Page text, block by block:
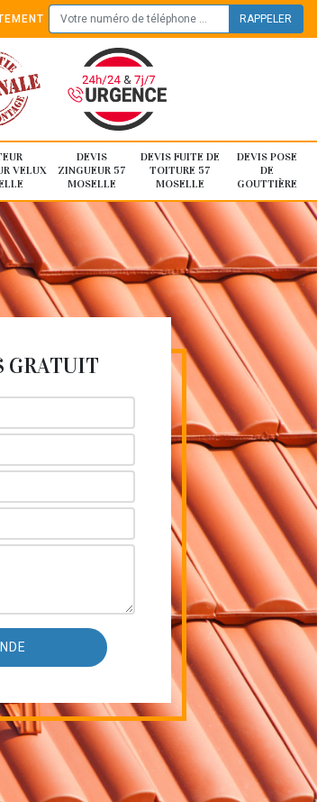
VELUX
DEVIS
ZINGUEUR 57
MOSELLE
DEVIS FUITE DE
TOITURE 57
MOSELLE
DEVIS POSE
DE
GOUTTIÈRE
GRATUIT